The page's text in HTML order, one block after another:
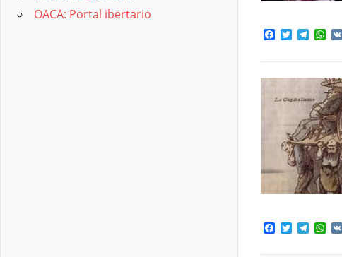
Facebook
Twitter
Facebook
Twitter
OACA: Portal ibertario